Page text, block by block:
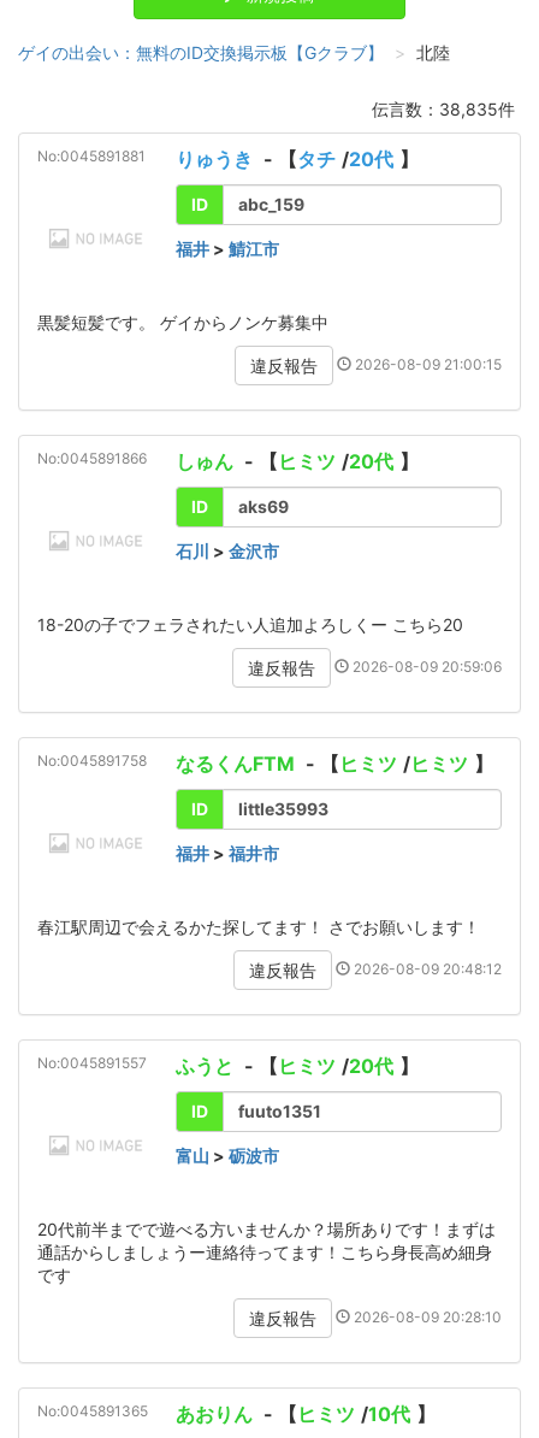
ゲイの出会い：無料のID交換掲示板【Gクラブ】 北陸
伝言数：38,835件
No:0045891881 りゅうき - 【タチ /20代 】
ID abc_159
福井 > 鯖江市
黒髪短髪です。 ゲイからノンケ募集中
違反報告 2026-08-09 21:00:15
No:0045891866 しゅん - 【 ヒミツ /20代 】
ID aks69
石川 > 金沢市
18-20の子でフェラされたい人追加よろしくー こちら20
違反報告 2026-08-09 20:59:06
No:0045891758 なるくんFTM - 【 ヒミツ /ヒミツ 】
ID little35993
福井 > 福井市
春江駅周辺で会えるかた探してます！ さでお願いします！
違反報告 2026-08-09 20:48:12
No:0045891557 ふうと - 【 ヒミツ /20代 】
ID fuuto1351
富山 > 砺波市
20代前半までで遊べる方いませんか？場所ありです！まずは
通話からしましょうー連絡待ってます！こちら身長高め細身
です
違反報告 2026-08-09 20:28:10
No:0045891365 あおりん - 【 ヒミツ /10代 】